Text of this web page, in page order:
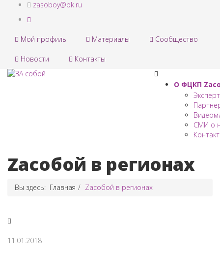
zasoboy@bk.ru
Мой профиль Материалы Сообщество
Новости Контакты
О ФЦКП
СМИ о
Zaсобой в регионах
Вы здесь: Главная Zaсобой в регионах
11.01.2018